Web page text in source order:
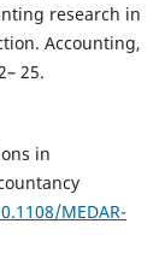
research in
Accounting,
25.
in
MEDAR-